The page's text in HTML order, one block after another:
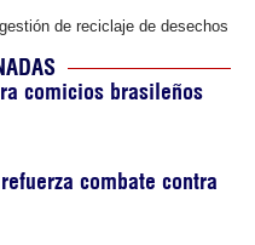
de reciclaje de desechos
comicios brasileños
combate contra